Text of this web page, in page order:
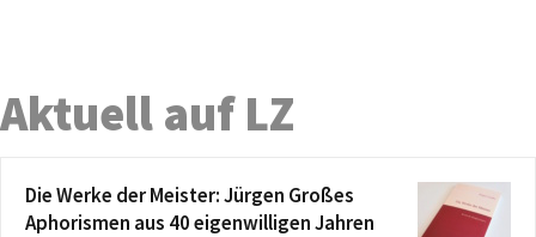
Aktuell auf LZ
Die Werke der Meister: Jürgen Großes
Aphorismen aus 40 eigenwilligen Jahren